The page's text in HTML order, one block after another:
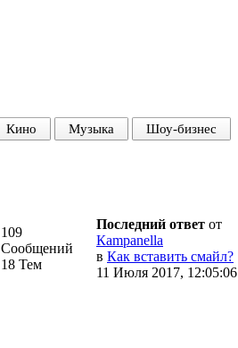
Кино Музыка Шоу-бизнес
109
Сообщений
18 Тем
Последний ответ от
Кampanella
в Как вставить смайл?
11 Июля 2017, 12:05:06